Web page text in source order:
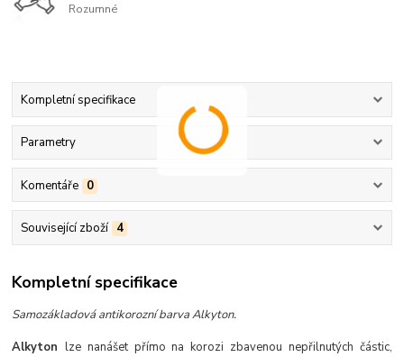
Rozumné
Kompletní specifikace
Parametry
Komentáře 0
Související zboží 4
Kompletní specifikace
Samozákladová antikorozní barva Alkyton.
Alkyton lze nanášet přímo na korozi zbavenou nepřilnutých částic,